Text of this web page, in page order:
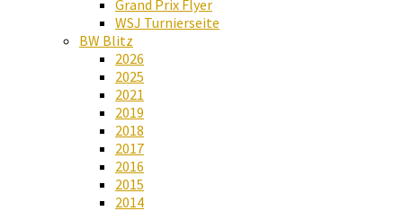
Grand Prix Flyer
WSJ Turnierseite
BW Blitz
2026
2025
2021
2019
2018
2017
2016
2015
2014